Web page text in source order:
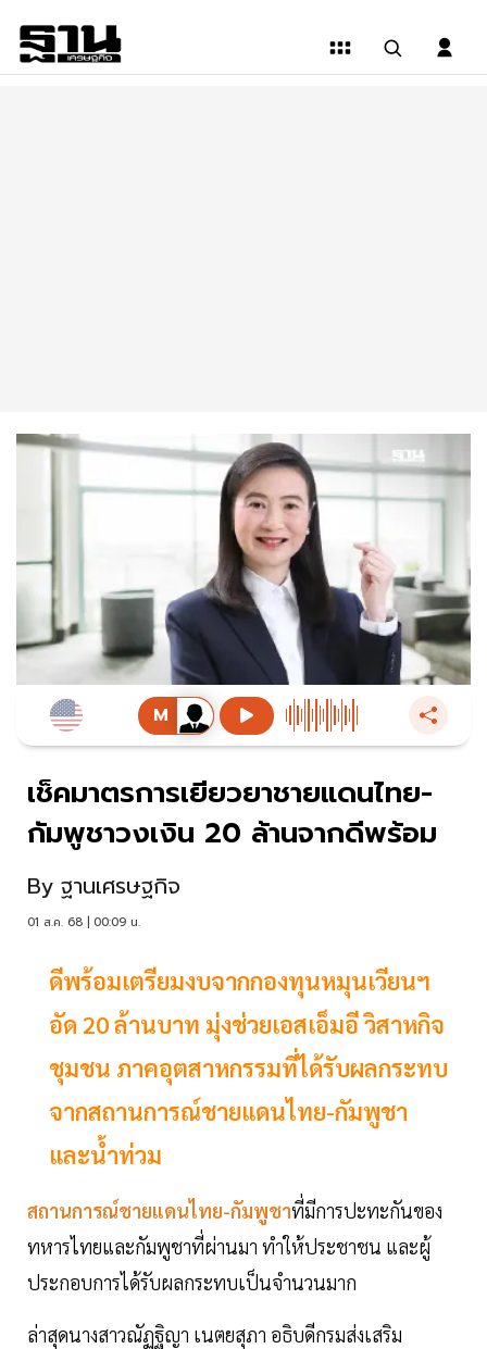
เช็คมาตรการเยียวยาชายแดนไทย-
กัมพูชาวงเงิน 20 ล้านจากดีพร้อม
By ฐานเศรษฐกิจ
01 ส.ค. 68 | 00:09 น.
ดีพร้อมเตรียมงบจากกองทุนหมุนเวียนฯ
อัด 20 ล้านบาท มุ่งช่วยเอสเอ็มอี วิสาหกิจ
ชุมชน ภาคอุตสาหกรรมที่ได้รับผลกระทบ
จากสถานการณ์ชายแดนไทย-กัมพูชา
และน้ำท่วม
สถานการณ์ชายแดนไทย-กัมพูชาที่มีการปะทะกันของ
ทหารไทยและกัมพูชาที่ผ่านมา ทำให้ประชาชน และผู้
ประกอบการได้รับผลกระทบเป็นจำนวนมาก
ล่าสุดนางสาวณัฏฐิญา เนตยสุภา อธิบดีกรมส่งเสริม